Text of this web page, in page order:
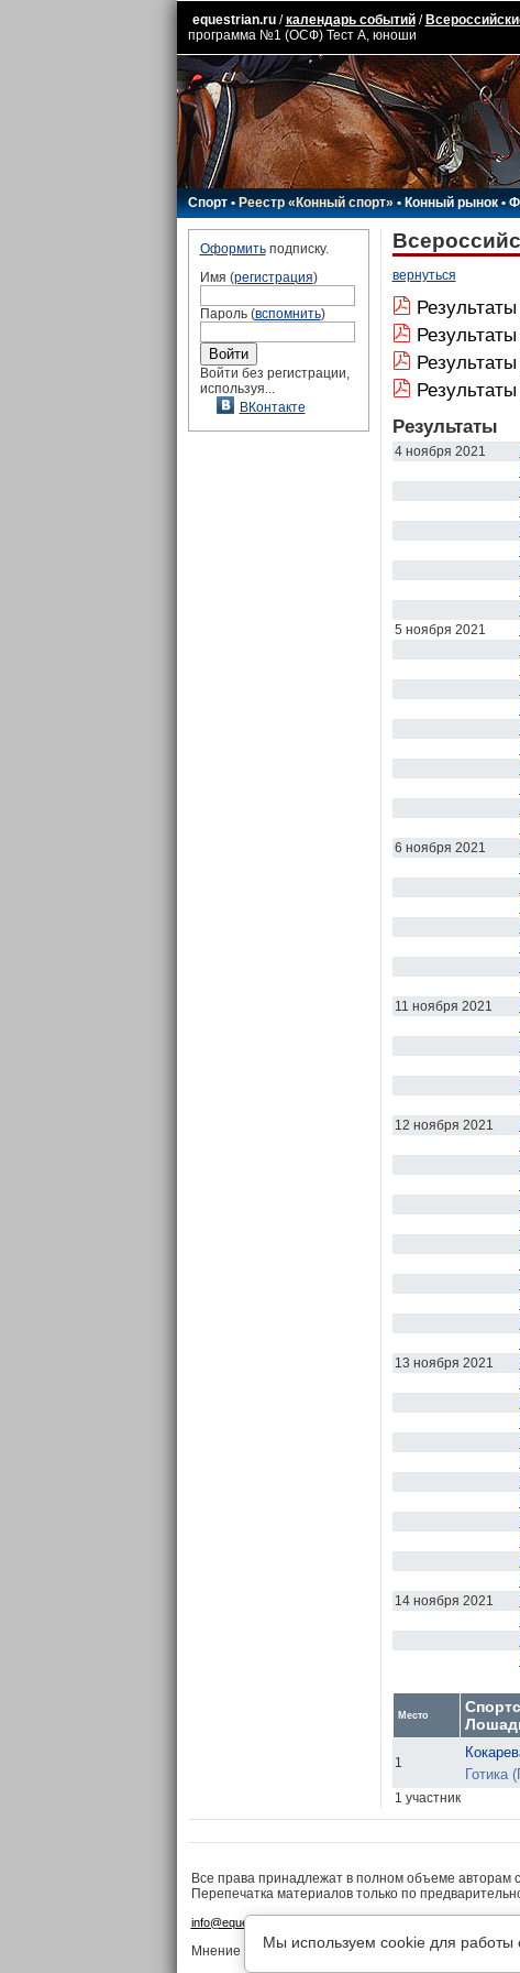
equestrian.ru/календарь событий/
программа №1 (ОСФ) Тест А, юноши
Спорт•Реестр «Конный спорт»•Конный рынок•
Оформитьподписку.
Имя (регистрация)
Пароль (вспомнить)
Войти без регистрации,
используя...
ВКонтакте
вернуться
Результаты
4 ноября 2021
5 ноября 2021
6 ноября 2021
11 ноября 2021
12 ноября 2021
13 ноября 2021
14 ноября 2021
Место
1
Готика
1 участник
Все права принадлежат в полном объеме авторам
Перепечатка материалов только по
info@equestrian.ru
Мнение редакции может не совпадать с мнением
Мы используем cookie для работы